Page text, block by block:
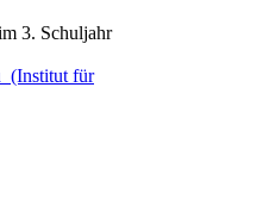
3. Schuljahr
(Institut für